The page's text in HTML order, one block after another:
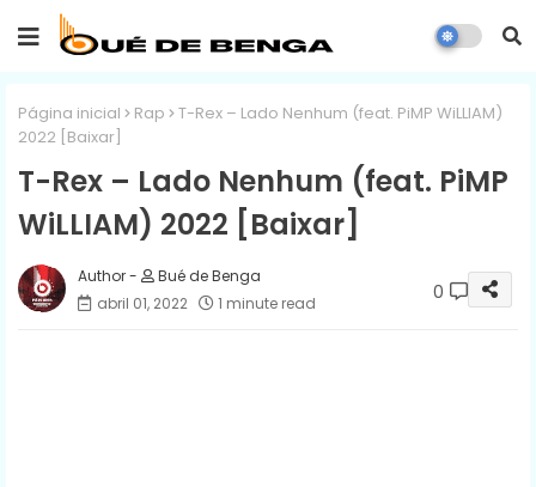
Página inicial Rap
T-Rex – Lado Nenhum (feat. PiMP WiLLIAM)
2022 [Baixar]
T-Rex – Lado Nenhum (feat. PiMP
WiLLIAM) 2022 [Baixar]
Bué de Benga
abril 01, 2022
1 minute read 0